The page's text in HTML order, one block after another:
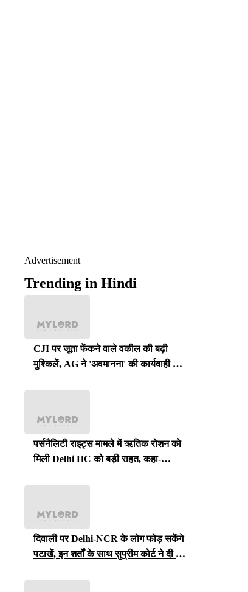
Advertisement
Trending in Hindi
CJI पर जूता फेंकने वाले वकील की बढ़ी
मुश्किलें, AG ने 'अवमानना' की कार्यवाही शुरू
पर्सनैलिटी राइट्स मामले में ऋतिक रोशन को
मिली Delhi HC को बड़ी राहत, कहा-
दिवाली पर Delhi-NCR के लोग फोड़ सकेंगे
पटाखें, इन शर्तों के साथ सुप्रीम कोर्ट ने दी ये